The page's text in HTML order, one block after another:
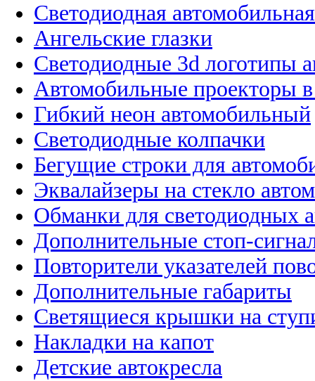
Светодиодная
Ангельские глазки
Светодиодные 3d логотипы
Автомобильные проекторы
Гибкий неон автомобильный
Светодиодные колпачки
Бегущие строки для
Эквалайзеры на стекло
Обманки для светодиодных
Дополнительные стоп-
Повторители указателей
Дополнительные габариты
Светящиеся крышки на
Накладки на капот
Детские автокресла